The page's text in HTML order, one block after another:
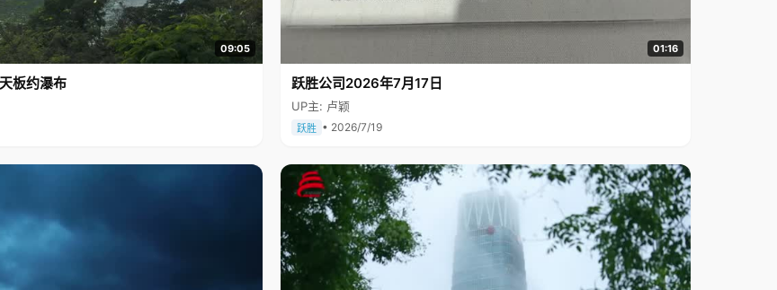
09:05
板约瀑布
01:16
跃胜公司2026年7月17日
UP主: 卢颖
跃胜 • 2026/7/19